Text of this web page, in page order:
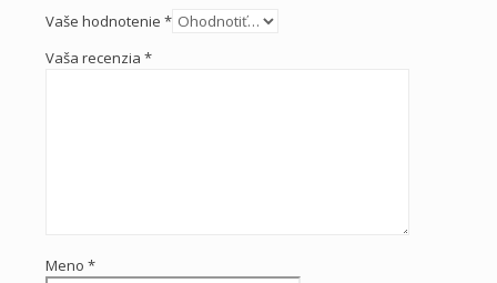
Vaše hodnotenie *
Vaša recenzia *
Meno *